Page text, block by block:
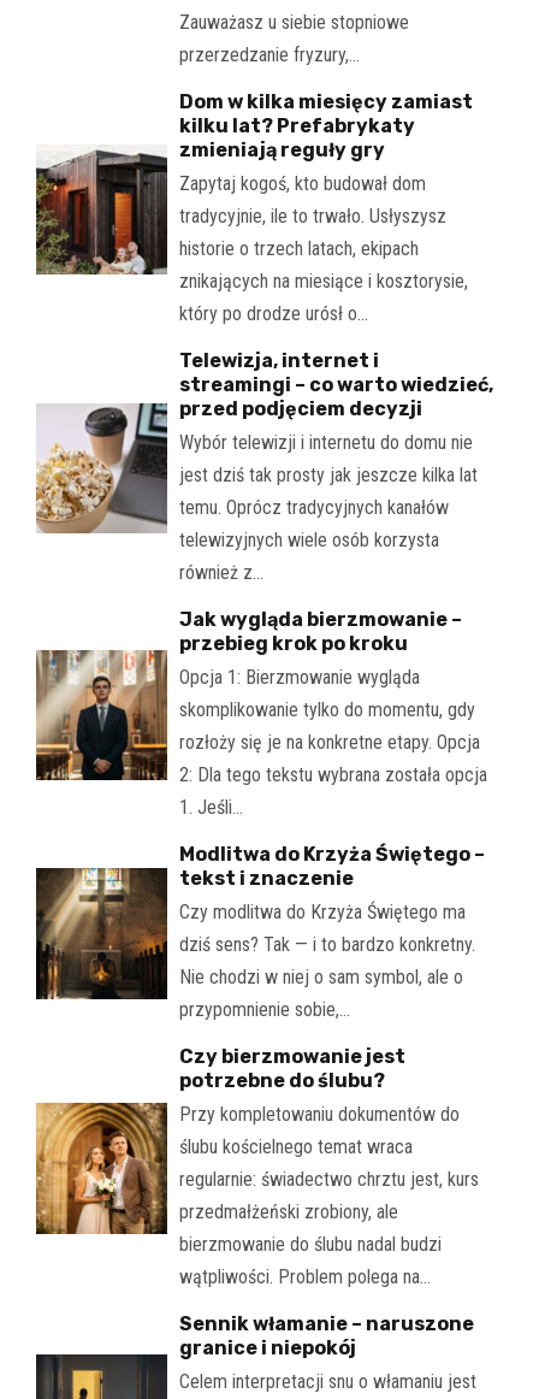
Zauważasz u siebie stopniowe
przerzedzanie fryzury,…
Dom w kilka miesięcy zamiast
kilku lat? Prefabrykaty
zmieniają reguły gry
Zapytaj kogoś, kto budował dom
tradycyjnie, ile to trwało. Usłyszysz
historie o trzech latach, ekipach
znikających na miesiące i kosztorysie,
który po drodze urósł o…
Telewizja, internet i
streamingi – co warto wiedzieć,
przed podjęciem decyzji
Wybór telewizji i internetu do domu nie
jest dziś tak prosty jak jeszcze kilka lat
temu. Oprócz tradycyjnych kanałów
telewizyjnych wiele osób korzysta
również z…
Jak wygląda bierzmowanie –
przebieg krok po kroku
Opcja 1: Bierzmowanie wygląda
skomplikowanie tylko do momentu, gdy
rozłoży się je na konkretne etapy. Opcja
2: Dla tego tekstu wybrana została opcja
1. Jeśli…
Modlitwa do Krzyża Świętego –
tekst i znaczenie
Czy modlitwa do Krzyża Świętego ma
dziś sens? Tak — i to bardzo konkretny.
Nie chodzi w niej o sam symbol, ale o
przypomnienie sobie,…
Czy bierzmowanie jest
potrzebne do ślubu?
Przy kompletowaniu dokumentów do
ślubu kościelnego temat wraca
regularnie: świadectwo chrztu jest, kurs
przedmałżeński zrobiony, ale
bierzmowanie do ślubu nadal budzi
wątpliwości. Problem polega na…
Sennik włamanie – naruszone
granice i niepokój
Celem interpretacji snu o włamaniu jest